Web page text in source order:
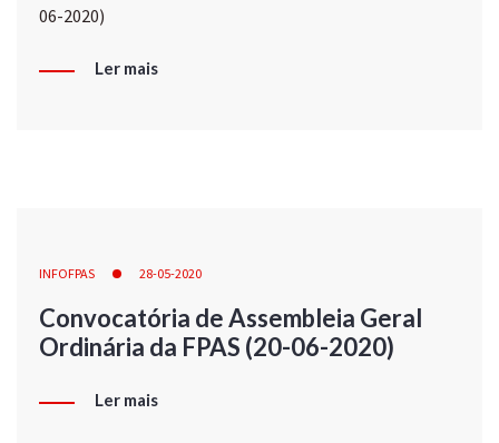
06-2020)
Ler mais
INFOFPAS 28-05-2020
Convocatória de Assembleia Geral
Ordinária da FPAS (20-06-2020)
Ler mais